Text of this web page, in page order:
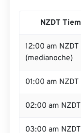
NZDT
12:00 am NZDT
(medianoche)
01:00 am NZDT
02:00 am NZDT
03:00 am NZDT